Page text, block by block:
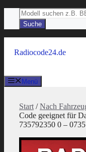
Inhalt
springen
Products
search
Suche
Radiocode24.de
Menü
Start /Nach
Code geeignet für
735792350 0 –